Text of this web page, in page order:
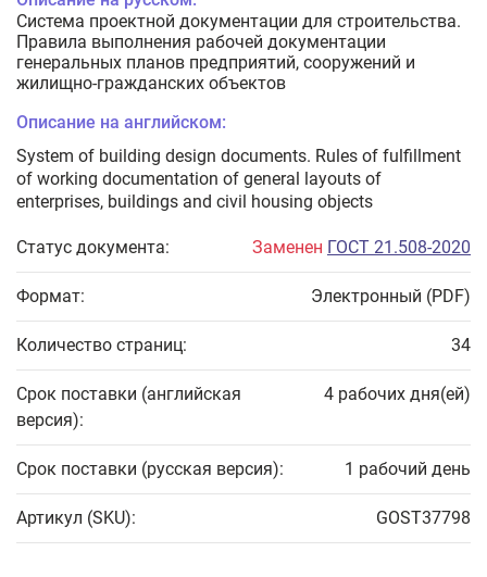
Система проектной документации для строительства.
Правила выполнения рабочей документации
генеральных планов предприятий, сооружений и
жилищно-гражданских объектов
Описание на английском:
System of building design documents. Rules of fulfillment
of working documentation of general layouts of
enterprises, buildings and civil housing objects
Статус документа: Заменен ГОСТ 21.508-2020
Формат: Электронный (PDF)
Количество страниц: 34
Срок поставки (английская
версия):
4 рабочих дня(ей)
Срок поставки (русская версия): 1 рабочий день
Артикул (SKU): GOST37798